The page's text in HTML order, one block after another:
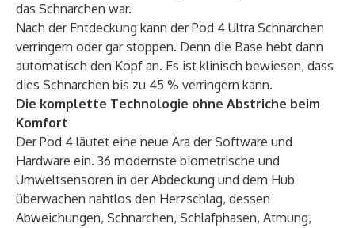
das Schnarchen war.
Nach der Entdeckung kann der Pod 4 Ultra Schnarchen
verringern oder gar stoppen. Denn die Base hebt dann
automatisch den Kopf an. Es ist klinisch bewiesen, dass
dies Schnarchen bis zu 45 % verringern kann.
Die komplette Technologie ohne Abstriche beim
Komfort
Der Pod 4 läutet eine neue Ära der Software und
Hardware ein. 36 modernste biometrische und
Umweltsensoren in der Abdeckung und dem Hub
überwachen nahtlos den Herzschlag, dessen
Abweichungen, Schnarchen, Schlafphasen, Atmung,